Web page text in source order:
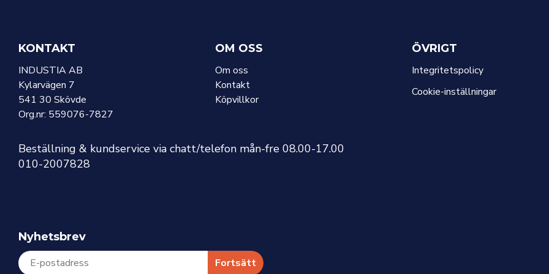
KONTAKT
INDUSTIA AB
Kylarvägen 7
541 30 Skövde
Org.nr: 559076-7827
OM OSS
Om oss
Kontakt
Köpvillkor
ÖVRIGT
Integritetspolicy
Cookie-inställningar
Beställning & kundservice via chatt/telefon mån-fre 08.00-17.00
010-2007828
Nyhetsbrev
Fortsätt